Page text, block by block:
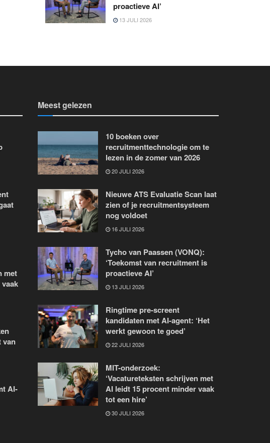
proactieve AI’
13 JULI 2026
met
van
AI-
Meest gelezen
10 boeken over
recruitmenttechnologie om te
lezen in de zomer van 2026
20 JULI 2026
Nieuwe ATS Evaluatie Scan laat
zien of je recruitmentsysteem
nog voldoet
16 JULI 2026
Tycho van Paassen (VONQ):
‘Toekomst van recruitment is
proactieve AI’
13 JULI 2026
Ringtime pre-screent
kandidaten met AI-agent: ‘Het
werkt gewoon te goed’
22 JULI 2026
MIT-onderzoek:
‘Vacatureteksten schrijven met
AI leidt 15 procent minder vaak
tot een hire’
30 JULI 2026